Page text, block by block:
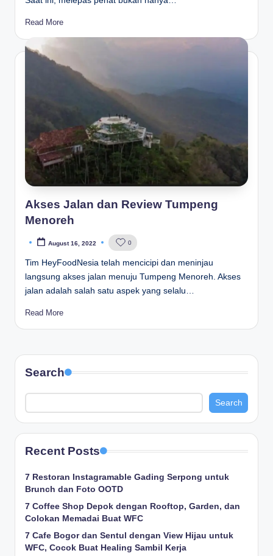
Read More
Akses Jalan dan Review Tumpeng
Menoreh
Posted August 16, 2022 0
Tim HeyFoodNesia telah mencicipi dan meninjau
langsung akses jalan menuju Tumpeng Menoreh. Akses
jalan adalah salah satu aspek yang selalu…
Read More
Search
Search
Recent Posts
7 Restoran Instagramable Gading Serpong untuk
Brunch dan Foto OOTD
7 Coffee Shop Depok dengan Rooftop, Garden, dan
Colokan Memadai Buat WFC
7 Cafe Bogor dan Sentul dengan View Hijau untuk
WFC, Cocok Buat Healing Sambil Kerja